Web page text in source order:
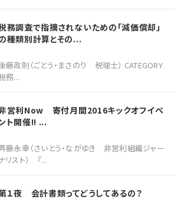
務調査で指摘されないための「減価償却」
種類別計算とその...
藤政則（ごとう・まさのり 税理士） CATEGORY
務...
営利Now 寄付月間2016キックオフイベ
ト開催!! ...
藤永幸（さいとう・ながゆき 非営利組織ジャー
リスト） 『...
１夜 会計書類ってどうしてあるの？